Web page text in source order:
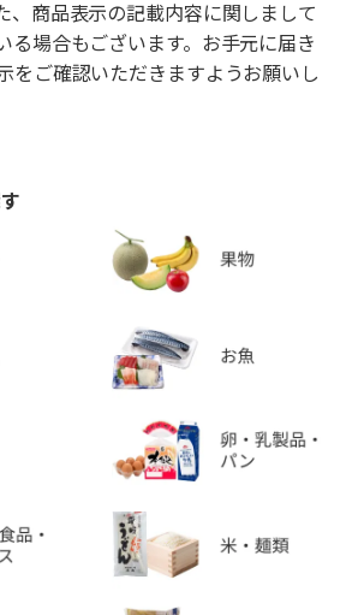
、商品表示の記載内容に関しまして
る場合もございます。お手元に届き
をご確認いただきますようお願いし